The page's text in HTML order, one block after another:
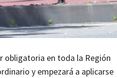
obligatoria en toda la Región
y empezará a aplicarse